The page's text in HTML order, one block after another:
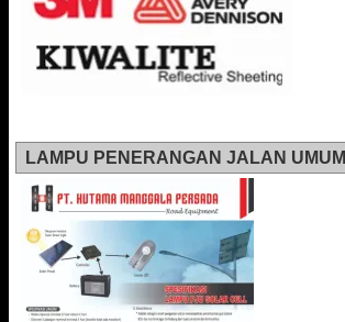
LAMPU PENERANGAN JALAN UMUM